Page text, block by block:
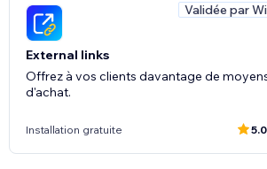
Validée par
External links
Offrez à vos clients davantage de
d'achat.
Installation gratuite 5.0